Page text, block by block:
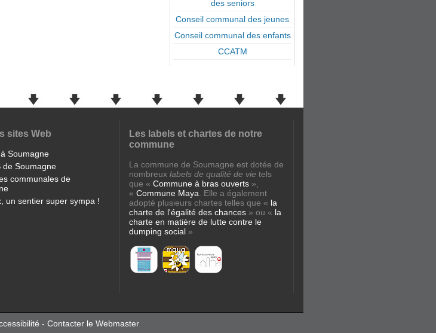
des seniors
Conseil communal des jeunes
Conseil communal des enfants
CCATM
sites Web
Soumagne
de Soumagne
communales de
un sentier super sympa !
Les labels et chartes de notre
commune
La commune de Soumagne est dotée de
nombreux labels de qualité de vie tels
que « Commune à bras ouverts »,
« Commune Maya . Elle a également
adopté plusieurs chartes telles que « la
charte de l'égalité des chances » ou « la
charte en matière de lutte contre le
dumping social »
- Contacter le Webmaster